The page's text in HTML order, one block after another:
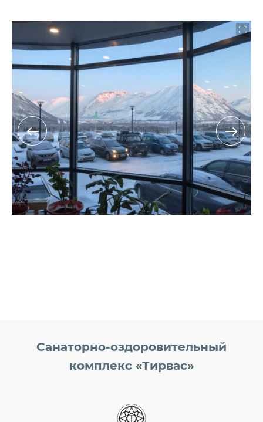
Санаторно-оздоровительный
комплекс «Тирвас»